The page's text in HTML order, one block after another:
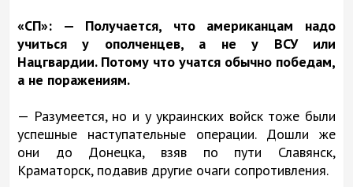
«СП»: — Получается, что американцам надо
учиться у ополченцев, а не у ВСУ или
Нацгвардии. Потому что учатся обычно победам,
а не поражениям.
— Разумеется, но и у украинских войск тоже были
успешные наступательные операции. Дошли же
они до Донецка, взяв по пути Славянск,
Краматорск, подавив другие очаги сопротивления.